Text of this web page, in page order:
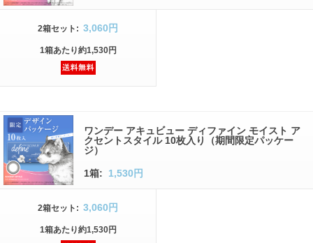
2箱セット : 3,060円
1箱あたり約1,530円
ワンデー アキュビュー ディファイン モイスト ア
クセントスタイル 10枚入り（期間限定パッケー
ジ）
1箱: 1,530円
2箱セット : 3,060円
1箱あたり約1,530円